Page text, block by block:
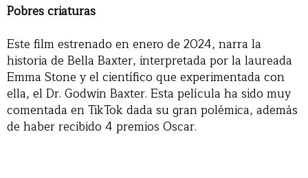
Pobres criaturas
Este film estrenado en enero de 2024, narra la
historia de Bella Baxter, interpretada por la laureada
Emma Stone y el científico que experimentada con
ella, el Dr. Godwin Baxter. Esta película ha sido muy
comentada en TikTok dada su gran polémica, además
de haber recibido 4 premios Oscar.